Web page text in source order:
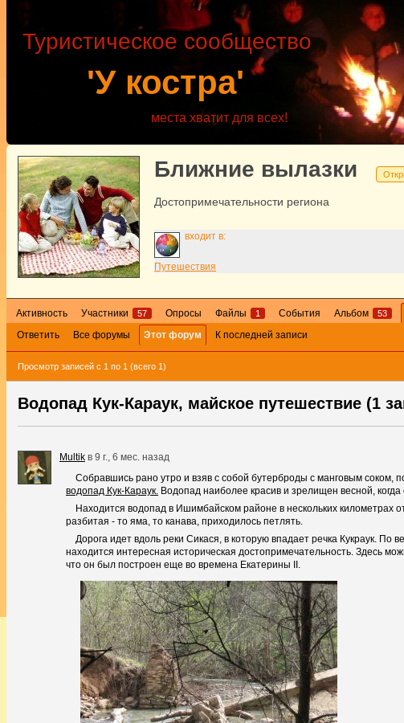
'У костра'
Туристическое сообщество
места хватит для всех!
Ближние вылазки
Достопримечательности региона
входит в:
Путешествия
Активность Участники 57 Опросы Файлы 1 События Альбом 53
Ответить
Все форумы Этот форум К последней записи
Просмотр записей с 1 по 1 (всего 1)
Водопад Кук-Караук, майское путешествие (1
Multik в 9 г., 6 мес. назад
Собравшись рано утро и взяв с собой бутерброды с манговым соком,
водопад Кук-Караук. Водопад наиболее красив и зрелищен весной,
Находится водопад в Ишимбайском районе в нескольких километрах
разбитая - то яма, то канава, приходилось петлять.
Дорога идет вдоль реки Сикася, в которую впадает речка Кукраук. По
находится интересная историческая достопримечательность. Здесь
что он был построен еще во времена Екатерины II.